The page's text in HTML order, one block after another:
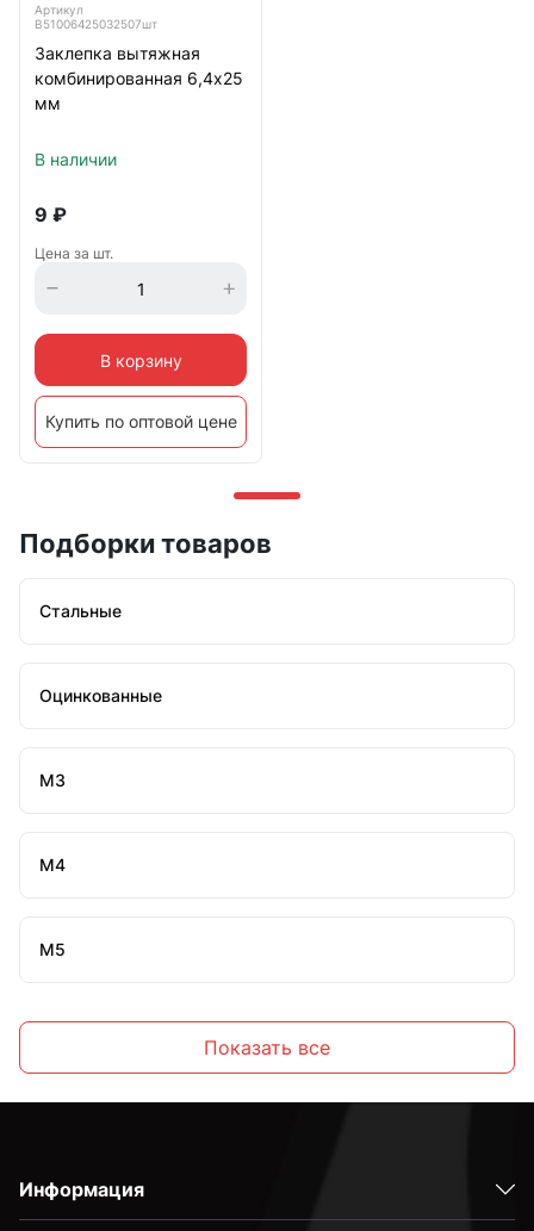
Артикул
B51006425032507шт
Заклепка вытяжная
комбинированная 6,4х25
мм
В наличии
9 ₽
Цена за шт.
В корзину
Купить по оптовой цене
Подборки товаров
Стальные
Оцинкованные
М3
М4
М5
М10
Показать все
Информация